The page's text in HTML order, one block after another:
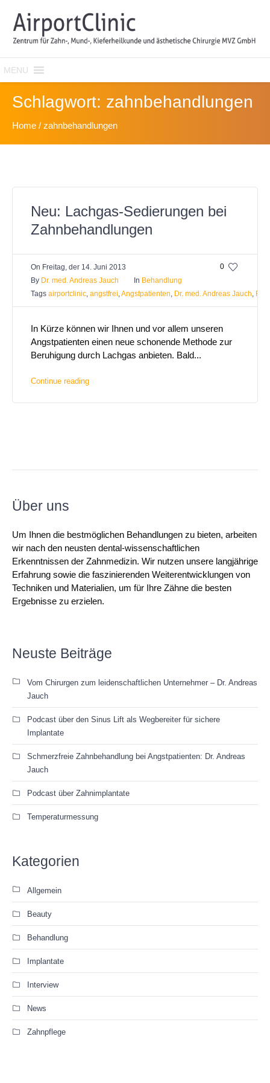
MENU
Schlagwort: zahnbehandlungen
Home / zahnbehandlungen
Neu: Lachgas-Sedierungen bei
Zahnbehandlungen
0
On Freitag, der 14. Juni 2013
By Dr. med. Andreas Jauch In Behandlung
Tags airportclinic angstfrei Angstpatienten Dr. med. Andreas Jauch
In Kürze können wir Ihnen und vor allem unseren
Angstpatienten einen neue schonende Methode zur
Beruhigung durch Lachgas anbieten. Bald...
Continue reading
Über uns
Um Ihnen die bestmöglichen Behandlungen zu bieten, arbeiten
wir nach den neusten dental-wissenschaftlichen
Erkenntnissen der Zahnmedizin. Wir nutzen unsere langjährige
Erfahrung sowie die faszinierenden Weiterentwicklungen von
Techniken und Materialien, um für Ihre Zähne die besten
Ergebnisse zu erzielen.
Neuste Beiträge
Vom Chirurgen zum leidenschaftlichen Unternehmer – Dr. Andreas
Jauch
Podcast über den Sinus Lift als Wegbereiter für sichere
Implantate
Schmerzfreie Zahnbehandlung bei Angstpatienten: Dr. Andreas
Jauch
Podcast über Zahnimplantate
Temperaturmessung
Kategorien
Allgemein
Beauty
Behandlung
Implantate
Interview
News
Zahnpflege